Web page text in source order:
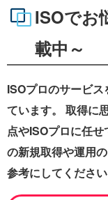
ISOでお
載中～
ISOプロのサービ
ています。 取得に
点やISOプロに任
の新規取得や運用
参考にしてください